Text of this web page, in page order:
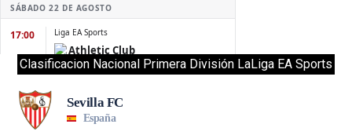
Clasificacion Nacional Primera División LaLiga EA Sports